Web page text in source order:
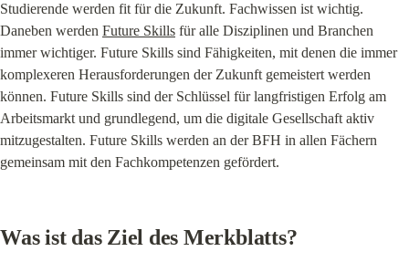
Studierende werden fit für die Zukunft. Fachwissen ist wichtig.
Daneben werden Future Skills für alle Disziplinen und Branchen
immer wichtiger. Future Skills sind Fähigkeiten, mit denen die immer
komplexeren Herausforderungen der Zukunft gemeistert werden
können. Future Skills sind der Schlüssel für langfristigen Erfolg am
Arbeitsmarkt und grundlegend, um die digitale Gesellschaft aktiv
mitzugestalten. Future Skills werden an der BFH in allen Fächern
gemeinsam mit den Fachkompetenzen gefördert.
Was ist das Ziel des Merkblatts?